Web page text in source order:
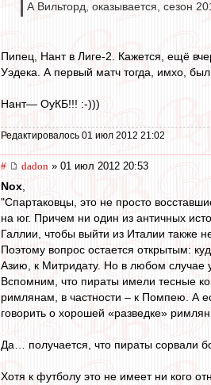
А Вильторд, оказывается, сезон
Пипец, Нант в Лиге-2. Кажется, ещё
Уэдека. А первый матч тогда, имхо,
Нант— ОуКБ!!! :-)))
Редактировалось 01 июл 2012 21:02
# dadon » 01 июл 2012 20:53
Nox
"Спартаковцы, это не просто
на юг. Причем ни один из античных
Галлии, чтобы выйти из Италии также
Поэтому вопрос остается открытым:
Азию, к Митридату. Но в любом случае
Вспомним, что пираты имели тесные
римлянам, в частности – к Помпею. А
говорить о хорошей «разведке»
Да… получается, что пираты сорвали
Хотя к футболу это не имеет ни кого